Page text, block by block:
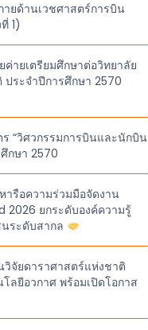
ายด้านเวชศาสตร์การบิน
1)
ายเตรียมศึกษาต่อวิทยาลัย
ระจำปีการศึกษา 2570
“วิศวกรรมการบินและนักบิน
กษา 2570
ารือความร่วมมือจัดงาน
2026 ยกระดับองค์ความรู้
ระดับสากล
จัยดาราศาสตร์แห่งชาติ
ลยีอวกาศ พร้อมเปิดโอกาส